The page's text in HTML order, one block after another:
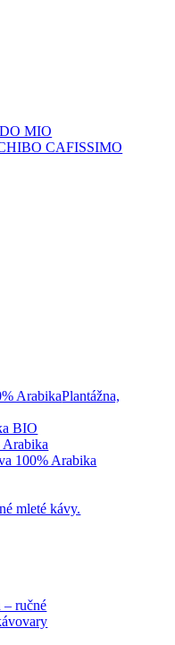
MIO
CAFISSIMO
ArabikaPlantážna,
BIO
Arabika
100% Arabika
mleté kávy.
ručné